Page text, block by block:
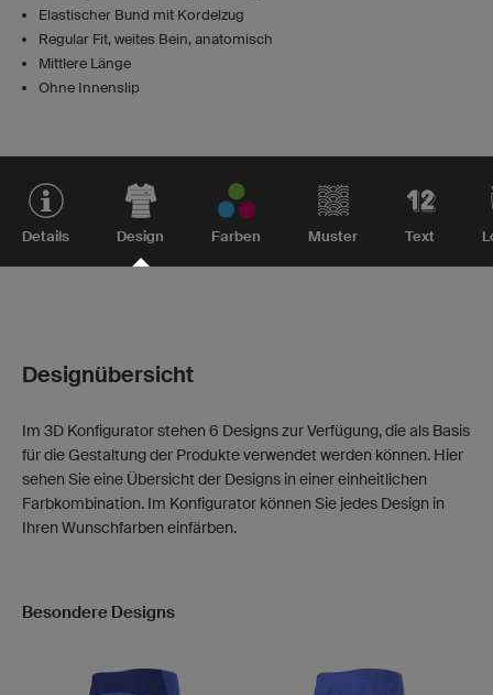
Elastischer Bund mit Kordelzug
Regular Fit, weites Bein, anatomisch
Mittlere Länge
Ohne Innenslip
Details Design Farben Muster Text
Designübersicht
Im 3D Konfigurator stehen 6 Designs zur Verfügung, die als Basis
für die Gestaltung der Produkte verwendet werden können. Hier
sehen Sie eine Übersicht der Designs in einer einheitlichen
Farbkombination. Im Konfigurator können Sie jedes Design in
Ihren Wunschfarben einfärben.
Besondere Designs